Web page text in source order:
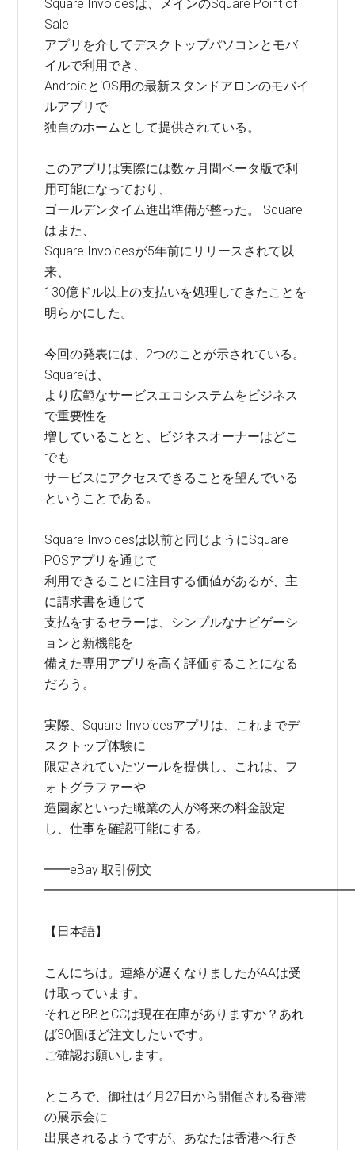
Square Invoicesは、メインのSquare Point of
Sale
アプリを介してデスクトップパソコンとモバ
イルで利用でき、
AndroidとiOS用の最新スタンドアロンのモバイ
ルアプリで
独自のホームとして提供されている。
このアプリは実際には数ヶ月間ベータ版で利
用可能になっており、
ゴールデンタイム進出準備が整った。 Square
はまた、
Square Invoicesが5年前にリリースされて以
来、
130億ドル以上の支払いを処理してきたことを
明らかにした。
今回の発表には、2つのことが示されている。
Squareは、
より広範なサービスエコシステムをビジネス
で重要性を
増していることと、ビジネスオーナーはどこ
でも
サービスにアクセスできることを望んでいる
ということである。
Square Invoicesは以前と同じようにSquare
POSアプリを通じて
利用できることに注目する価値があるが、主
に請求書を通じて
支払をするセラーは、シンプルなナビゲーシ
ョンと新機能を
備えた専用アプリを高く評価することになる
だろう。
実際、Square Invoicesアプリは、これまでデ
スクトップ体験に
限定されていたツールを提供し、これは、フ
ォトグラファーや
造園家といった職業の人が将来の料金設定
し、仕事を確認可能にする。
━━eBay 取引例文
【日本語】
こんにちは。連絡が遅くなりましたがAAは受
け取っています。
それとBBとCCは現在在庫がありますか？あれ
ば30個ほど注文したいです。
ご確認お願いします。
ところで、御社は4月27日から開催される香港
の展示会に
出展されるようですが、あなたは香港へ行き